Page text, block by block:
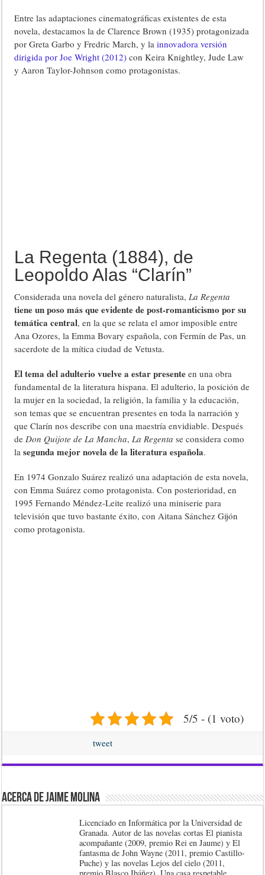
Entre las adaptaciones cinematográficas existentes de esta
novela, destacamos la de Clarence Brown (1935) protagonizada
por Greta Garbo y Fredric March, y lainnovadora versión
dirigida por Joe Wright (2012) con Keira Knightley, Jude Law
y Aaron Taylor-Johnson como protagonistas.
La Regenta (1884), de
Leopoldo Alas “Clarín”
Considerada una novela del género naturalista,La Regenta
tiene un poso más que evidente de post-romanticismo por su
temática central, en la que se relata el amor imposible entre
Ana Ozores, la Emma Bovary española, con Fermín de Pas, un
sacerdote de la mítica ciudad de Vetusta.
El tema del adulterio vuelve a estar presente en una obra
fundamental de la literatura hispana. El adulterio, la posición de
la mujer en la sociedad, la religión, la familia y la educación,
son temas que se encuentran presentes en toda la narración y
que Clarín nos describe con una maestría envidiable. Después
deDon Quijote de La Mancha,La Regenta se considera como
lasegunda mejor novela de la literatura española.
En 1974 Gonzalo Suárez realizó una adaptación de esta novela,
con Emma Suárez como protagonista. Con posterioridad, en
1995 Fernando Méndez-Leite realizó una miniserie para
televisión que tuvo bastante éxito, con Aitana Sánchez Gijón
como protagonista.
5/5 - (1 voto)
tweet
Acerca de Jaime Molina
Licenciado en Informática por la Universidad de
Granada. Autor de las novelas cortas El pianista
acompañante (2009, premio Rei en Jaume) y El
fantasma de John Wayne (2011, premio Castillo-
Puche) y las novelas Lejos del cielo (2011,